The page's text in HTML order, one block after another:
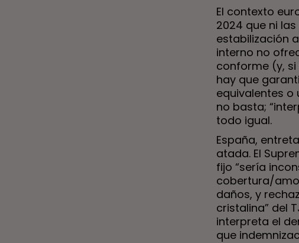
El contexto
2024 que ni
estabilización
interno no
conforme (y,
hay que
equivalentes o
no basta;
todo igual.
España,
atada. El
fijo “sería
cobertura/
daños, y
cristalina” del
interpreta el
que